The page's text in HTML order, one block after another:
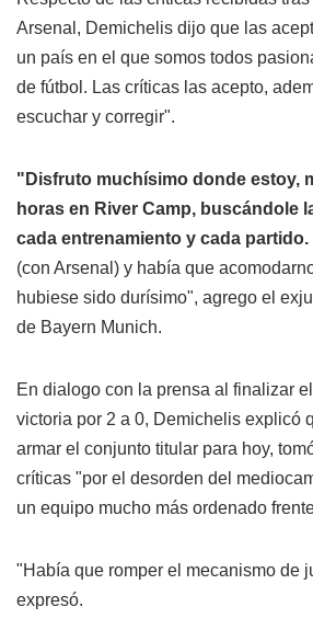
Arsenal, Demichelis dijo que las
un país en el que somos todos
de fútbol. Las críticas las acepto,
escuchar y corregir".
"Disfruto muchísimo donde estoy,
horas en River Camp, buscándole
cada entrenamiento y cada partido.
(con Arsenal) y había que
hubiese sido durísimo", agrego el
de Bayern Munich.
En dialogo con la prensa al finalizar
victoria por 2 a 0, Demichelis explicó
armar el conjunto titular para hoy,
críticas "por el desorden del
un equipo mucho más ordenado
"Había que romper el mecanismo de
expresó.